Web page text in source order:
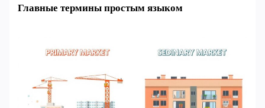
Главные термины простым языком